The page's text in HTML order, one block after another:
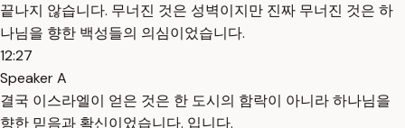
끝나지 않습니다. 무너진 것은 성벽이지만 진짜 무너진 것은 하
나님을 향한 백성들의 의심이었습니다.
12:27
Speaker A
결국 이스라엘이 얻은 것은 한 도시의 함락이 아니라 하나님을
향한 믿음과 확신이었습니다. 입니다.